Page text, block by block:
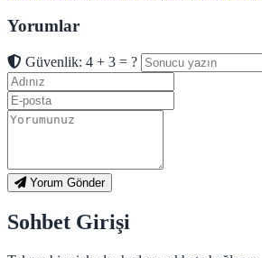
Yorumlar
Güvenlik: 4 + 3 = ?
Yorum Gönder
Sohbet Girişi